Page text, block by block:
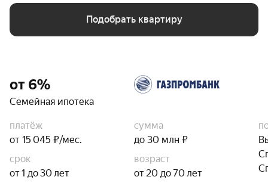
Подобрать квартиру
от 6%
Семейная ипотека
платёж
от 15 045 ₽/мес.
сумма
до 30 млн ₽
срок
от 1 до 30 лет
возраст
от 20 до 70 лет